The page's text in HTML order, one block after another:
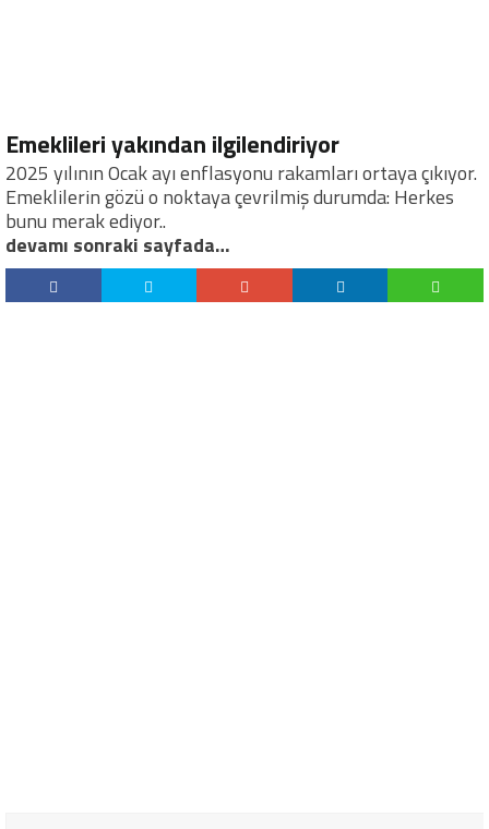
Emeklileri yakından ilgilendiriyor
2025 yılının Ocak ayı enflasyonu rakamları ortaya çıkıyor.
Emeklilerin gözü o noktaya çevrilmiş durumda: Herkes
bunu merak ediyor..
devamı sonraki sayfada…